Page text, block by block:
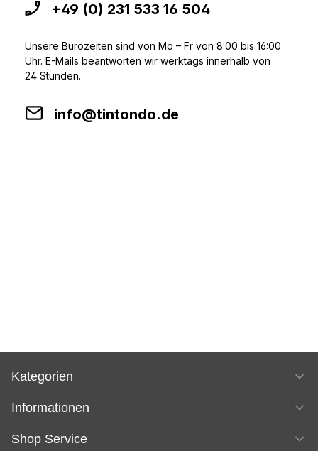
+49 (0) 231 533 16 504
Unsere Bürozeiten sind von Mo – Fr von 8:00 bis 16:00
Uhr. E-Mails beantworten wir werktags innerhalb von
24 Stunden.
info@tintondo.de
Kategorien
Informationen
Shop Service